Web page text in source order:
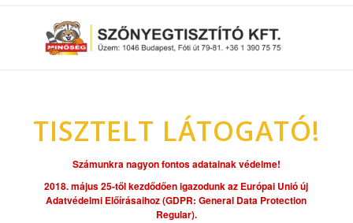
TISZTELT LÁTOGATÓ!
Számunkra nagyon fontos adatainak védelme!
2018. május 25-től kezdődően igazodunk az Európai Unió új
Adatvédelmi Előírásaihoz (GDPR: General Data Protection
Regular).